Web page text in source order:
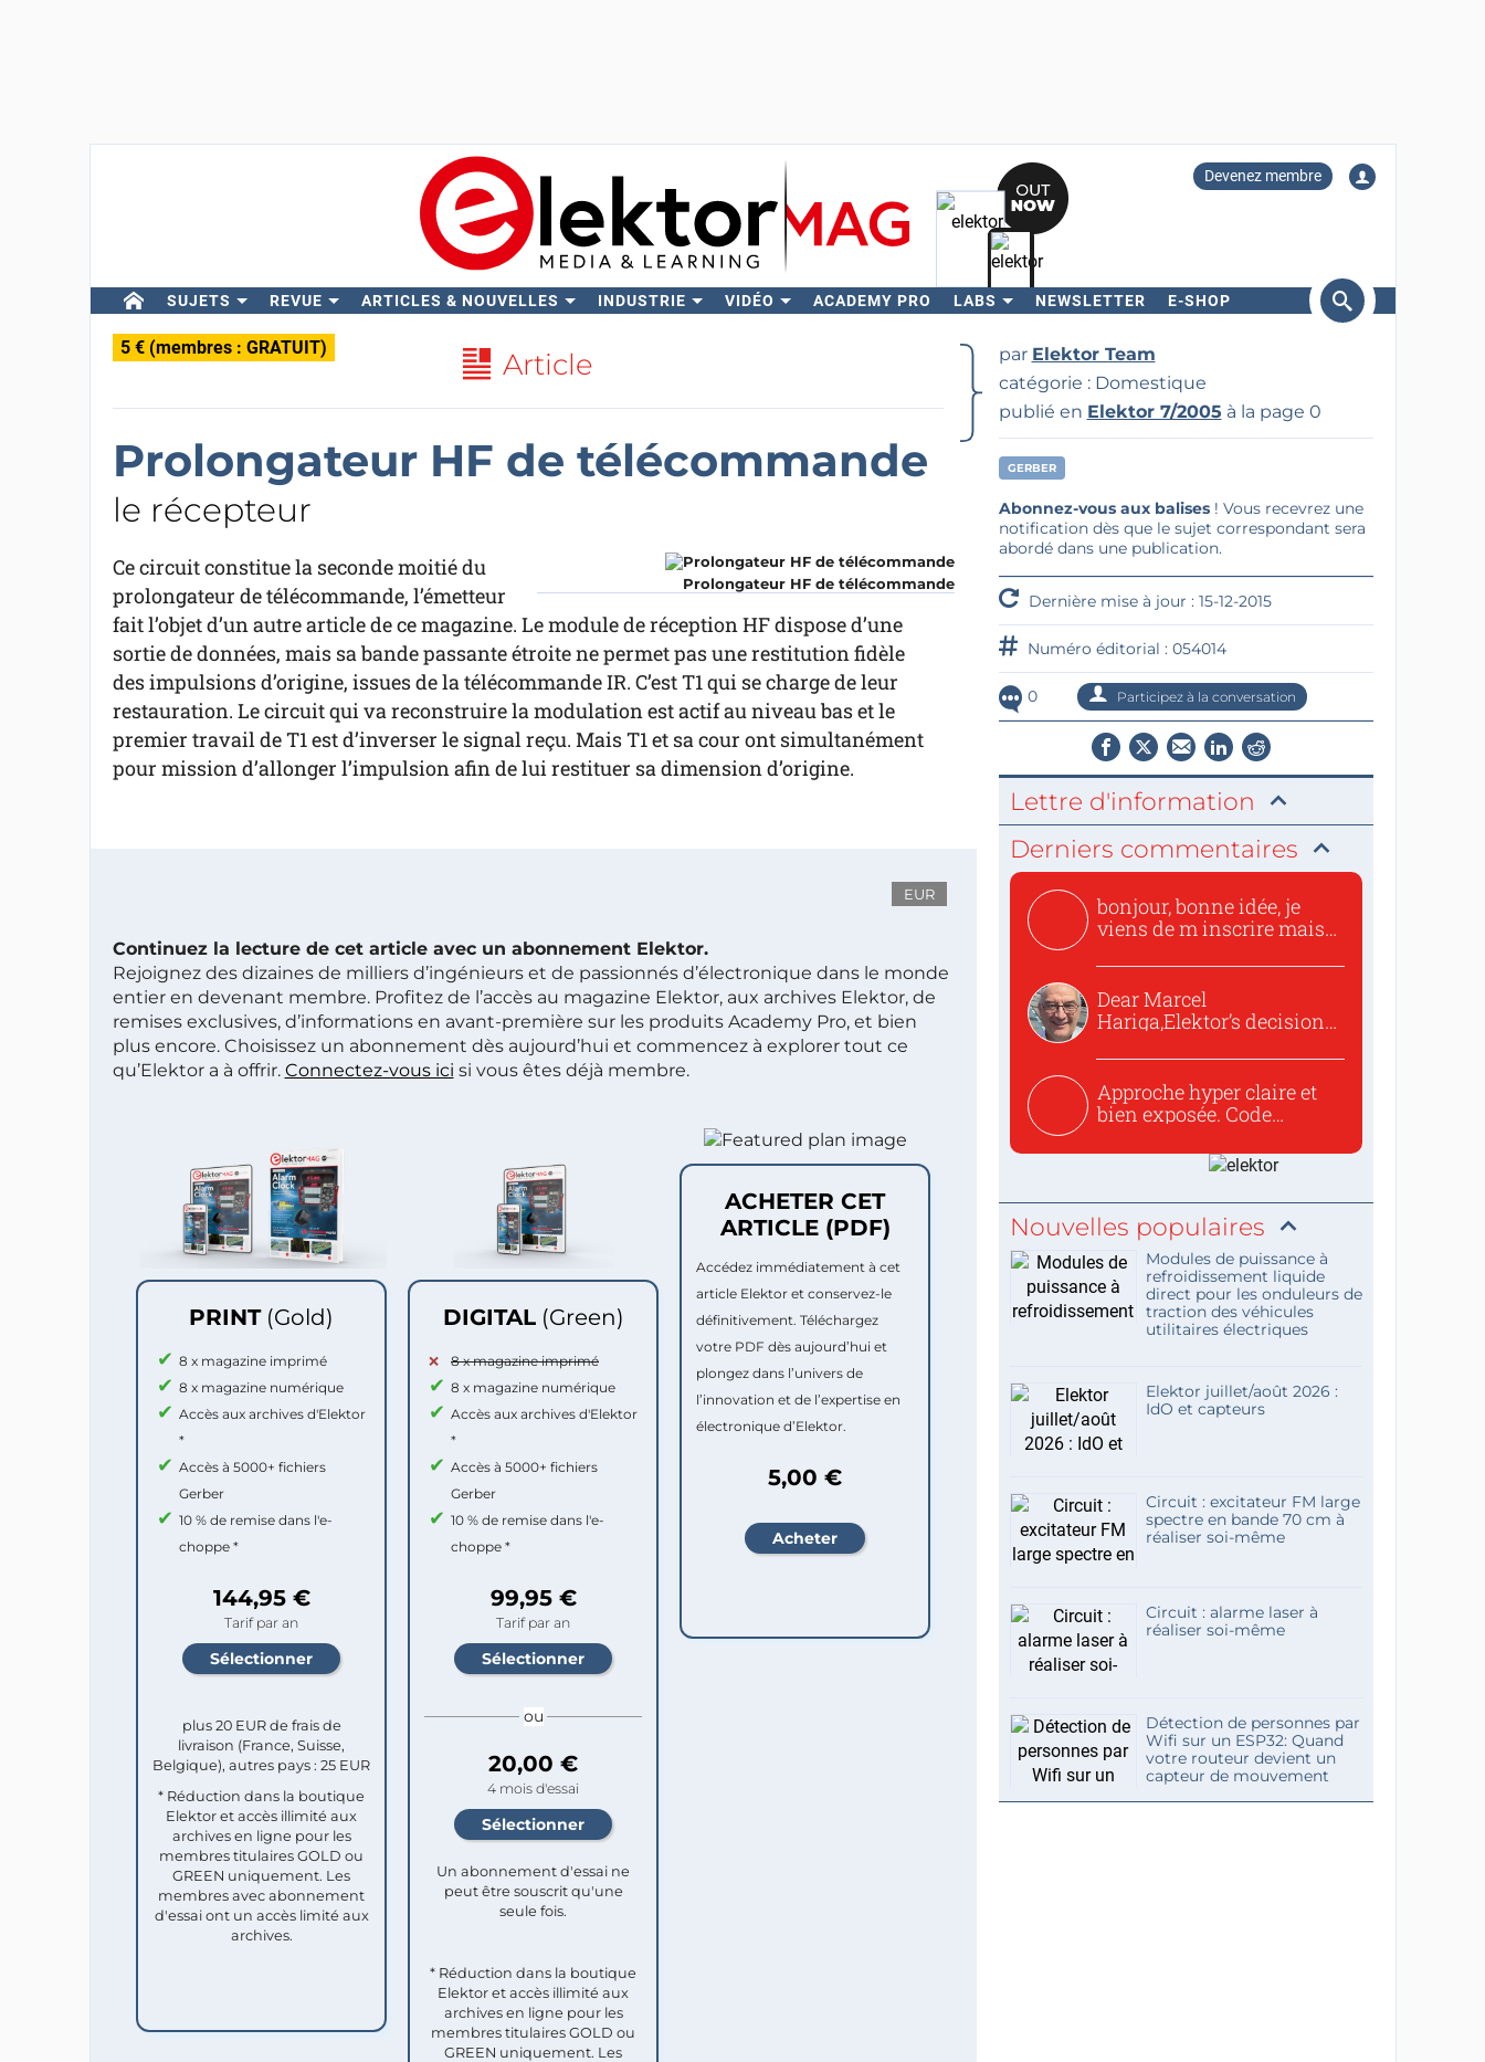
Devenez membre
SUJETS REVUE ARTICLES & NOUVELLES INDUSTRIE VIDÉO ACADEMY PRO LABS NEWSLETTER E-SHOP
Rechercher
5 € (membres : GRATUIT) Article
Prolongateur HF de télécommande
le récepteur
Prolongateur HF de télécommande
Ce circuit constitue la seconde moitié du
prolongateur de télécommande, l’émetteur
fait l’objet d’un autre article de ce magazine. Le module de réception HF dispose d’une
sortie de données, mais sa bande passante étroite ne permet pas une restitution fidèle
des impulsions d’origine, issues de la télécommande IR. C’est T1 qui se charge de leur
restauration. Le circuit qui va reconstruire la modulation est actif au niveau bas et le
premier travail de T1 est d’inverser le signal reçu. Mais T1 et sa cour ont simultanément
pour mission d’allonger l’impulsion afin de lui restituer sa dimension d’origine.
EUR
Continuez la lecture de cet article avec un abonnement Elektor.
Rejoignez des dizaines de milliers d’ingénieurs et de passionnés d’électronique dans le monde
entier en devenant membre. Profitez de l’accès au magazine Elektor, aux archives Elektor, de
remises exclusives, d’informations en avant-première sur les produits Academy Pro, et bien
plus encore. Choisissez un abonnement dès aujourd’hui et commencez à explorer tout ce
qu’Elektor a à offrir. Connectez-vous ici si vous êtes déjà membre.
PRINT (Gold)
8 x magazine imprimé
8 x magazine numérique
Accès aux archives d'Elektor
*
Accès à 5000+ fichiers
Gerber
10 % de remise dans l'e-
choppe *
144,95 €
Tarif par an
plus 20 EUR de frais de
livraison (France, Suisse,
Belgique), autres pays : 25 EUR
* Réduction dans la boutique
Elektor et accès illimité aux
archives en ligne pour les
membres titulaires GOLD ou
GREEN uniquement. Les
membres avec abonnement
d'essai ont un accès limité aux
archives.
DIGITAL (Green)
8 x magazine imprimé
8 x magazine numérique
Accès aux archives d'Elektor
*
Accès à 5000+ fichiers
Gerber
10 % de remise dans l'e-
choppe *
99,95 €
Tarif par an
ou
20,00 €
4 mois d'essai
Un abonnement d'essai ne
peut être souscrit qu'une
seule fois.​
* Réduction dans la boutique
Elektor et accès illimité aux
archives en ligne pour les
membres titulaires GOLD ou
GREEN uniquement. Les
ACHETER CET
ARTICLE (PDF)
Accédez immédiatement à cet
article Elektor et conservez-le
définitivement. Téléchargez
votre PDF dès aujourd’hui et
plongez dans l’univers de
l’innovation et de l’expertise en
électronique d’Elektor.
5,00 €
par Elektor Team
catégorie : Domestique
publié en Elektor 7/2005 à la page 0
GERBER
Abonnez-vous aux balises! Vous recevrez une
notification dès que le sujet correspondant sera
abordé dans une publication.
Dernière mise à jour : 15-12-2015
Numéro éditorial : 054014
0 Participez à la conversation
Lettre d'information
Derniers commentaires
bonjour, bonne idée, je
viens de m inscrire mais
Dear Marcel
Hariga,Elektor’s decision
Approche hyper claire et
bien exposée. Code
Nouvelles populaires
Modules de puissance à
refroidissement liquide
direct pour les onduleurs de
traction des véhicules
utilitaires électriques
Elektor juillet/août 2026 :
IdO et capteurs
Circuit : excitateur FM large
spectre en bande 70 cm à
réaliser soi-même
Circuit : alarme laser à
réaliser soi-même
Détection de personnes par
Wifi sur un ESP32: Quand
votre routeur devient un
capteur de mouvement